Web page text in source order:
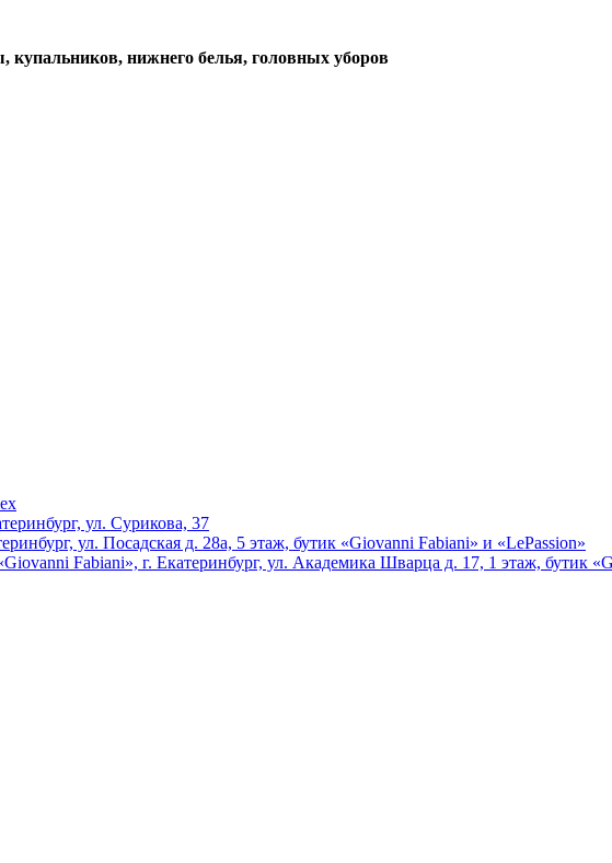
купальников, нижнего белья, головных уборов
ул. Сурикова, 37
ул. Посадская д. 28а, 5 этаж, бутик «Giovanni Fabiani» и «LePassion»
Fabiani», г. Екатеринбург, ул. Академика Шварца д. 17, 1 этаж, бутик